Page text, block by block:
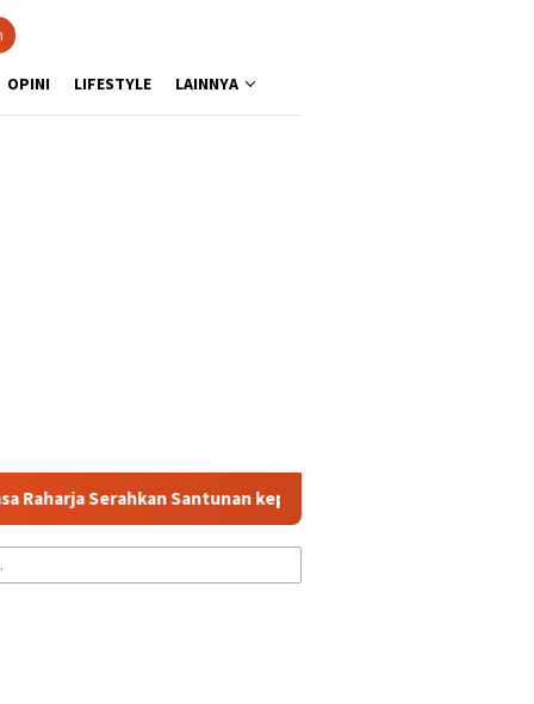
OPINI LIFESTYLE LAINNYA
Santunan kepada Ahli Waris Korban Kebakaran KM